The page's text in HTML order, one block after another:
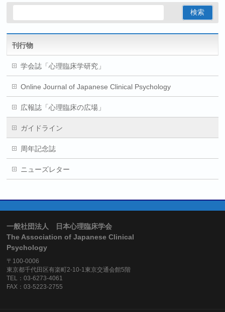
刊行物
学会誌「心理臨床学研究」
Online Journal of Japanese Clinical Psychology
広報誌「心理臨床の広場」
ガイドライン
周年記念誌
ニューズレター
一般社団法人 日本心理臨床学会
The Association of Japanese Clinical
Psychology
〒100-0006
東京都千代田区有楽町2-10-1東京交通会館5階
TEL：03-6273-4061
FAX：03-5223-2755